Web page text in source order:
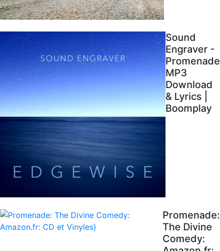
Sound
Engraver -
Promenade
MP3
Download
& Lyrics |
Boomplay
Promenade:
The Divine
Comedy: